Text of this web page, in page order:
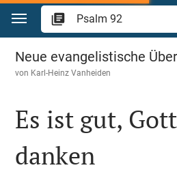
Zum Inhalt springen
Psalm 92
Neue evangelistische
von Karl-Heinz Vanheiden
Es ist gut,
danken